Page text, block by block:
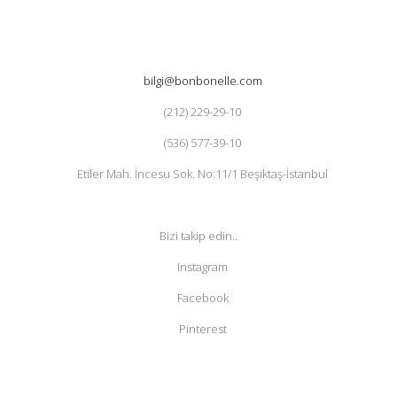
bilgi@bonbonelle.com
(212) 229-29-10
(536) 577-39-10
Etiler Mah. İncesu Sok. No:11/1 Beşiktaş-İstanbul
Bizi takip edin..
Instagram
Facebook
Pinterest